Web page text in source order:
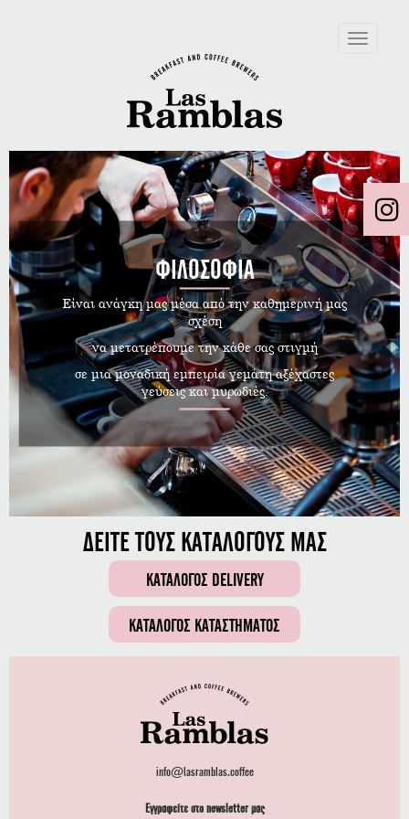
Toggle
ΦΙΛΟΣΟΦΙΑ
Είναι ανάγκη μας μέσα από την καθημερινή μας
σχέση
να μετατρέπουμε την κάθε σας στιγμή
σε μια μοναδική εμπειρία γεμάτη αξέχαστες
γεύσεις και μυρωδιές.
ΔΕΙΤΕ ΤΟΥΣ ΚΑΤΑΛΟΓΟΥΣ ΜΑΣ
ΚΑΤΑΛΟΓΟΣ DELIVERY
ΚΑΤΑΛΟΓΟΣ ΚΑΤΑΣΤΗΜΑΤΟΣ
info@lasramblas.coffee
Εγγραφείτε στο newsletter μας